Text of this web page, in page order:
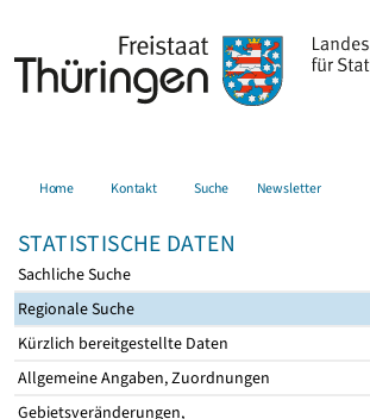
Home Kontakt Suche Newsletter
STATISTISCHE DATEN
Sachliche Suche
Regionale Suche
Kürzlich bereitgestellte Daten
Allgemeine Angaben, Zuordnungen
Gebietsveränderungen,